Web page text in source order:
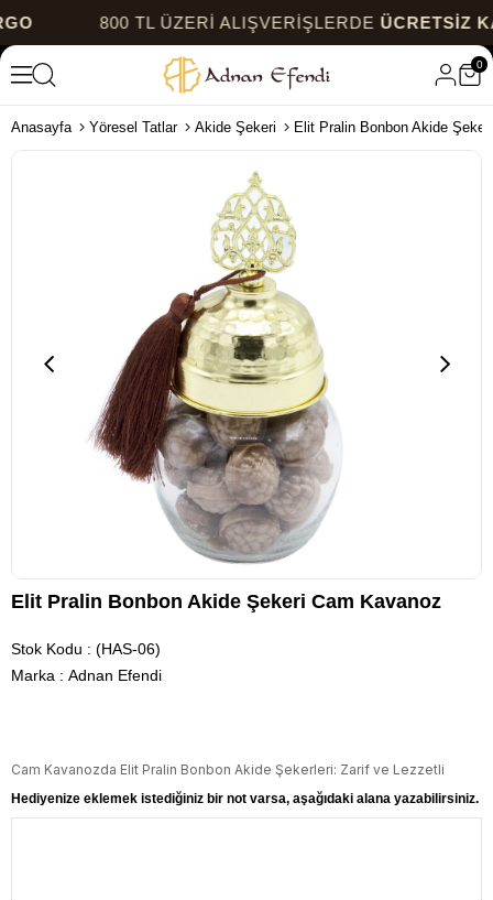
800 TL ÜZERİ ALIŞVERİŞLERDEÜCRETSİZ
0
Anasayfa Yöresel Tatlar Akide Şekeri Elit Pralin Bonbon Akide
Elit Pralin Bonbon Akide Şekeri Cam Kavanoz
Stok Kodu
(HAS-06)
Marka : Adnan Efendi
Cam Kavanozda Elit Pralin Bonbon Akide Şekerleri: Zarif ve Lezzetli
Hediyenize eklemek istediğiniz bir not varsa, aşağıdaki alana yazabilirsiniz.